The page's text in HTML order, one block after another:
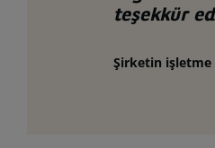
teşekkür
Şirketin